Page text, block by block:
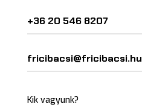
+36 20 546 8207
fricibacsi@fricibacsi.hu
Kik vagyunk?